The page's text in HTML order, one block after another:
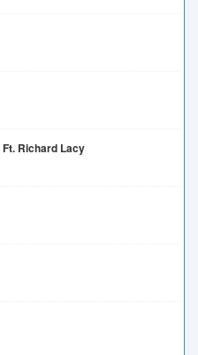
Richard Lacy